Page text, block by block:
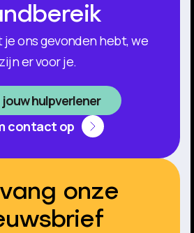
je ons gevonden hebt, we
zijn er voor je.
hulpverlener
contact op
onze